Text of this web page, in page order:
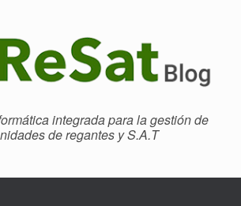
integrada para la gestión de
de regantes y S.A.T